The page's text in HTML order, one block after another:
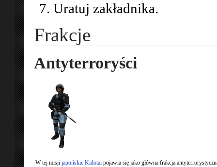
Uratuj zakładnika.
Frakcje
Antyterroryści
W tej misji japońskie Kidotai pojawia się jako główna frakcja